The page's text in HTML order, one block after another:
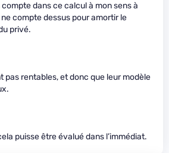
compte dans ce calcul à mon sens à
ne compte dessus pour amortir le
privé.
pas rentables, et donc que leur modèle
puisse être évalué dans l’immédiat.